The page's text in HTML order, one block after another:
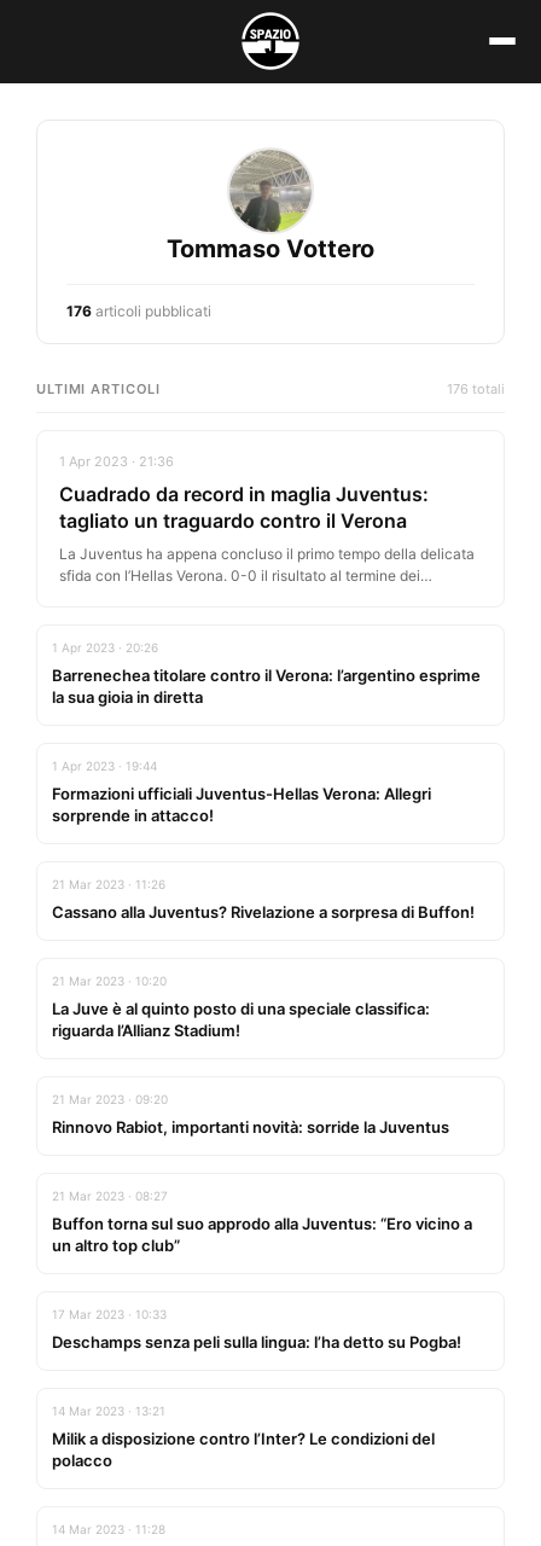
contenuto
Tommaso Vottero
176 articoli pubblicati
ULTIMI ARTICOLI 176 totali
1 Apr 2023 · 21:36
Cuadrado da record in maglia Juventus:
tagliato un traguardo contro il Verona
La Juventus ha appena concluso il primo tempo della delicata
sfida con l’Hellas Verona. 0-0 il risultato al termine dei…
1 Apr 2023 · 20:26
Barrenechea titolare contro il Verona: l’argentino esprime
la sua gioia in diretta
1 Apr 2023 · 19:44
Formazioni ufficiali Juventus-Hellas Verona: Allegri
sorprende in attacco!
21 Mar 2023 · 11:26
Cassano alla Juventus? Rivelazione a sorpresa di Buffon!
21 Mar 2023 · 10:20
La Juve è al quinto posto di una speciale classifica:
riguarda l’Allianz Stadium!
21 Mar 2023 · 09:20
Rinnovo Rabiot, importanti novità: sorride la Juventus
21 Mar 2023 · 08:27
Buffon torna sul suo approdo alla Juventus: “Ero vicino a
un altro top club”
17 Mar 2023 · 10:33
Deschamps senza peli sulla lingua: l’ha detto su Pogba!
14 Mar 2023 · 13:21
Milik a disposizione contro l’Inter? Le condizioni del
polacco
14 Mar 2023 · 11:28